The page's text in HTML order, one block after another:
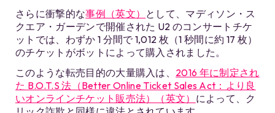
さらに衝撃的な事例（英文） として、マディソン・ス
クエア・ガーデンで開催された U2 のコンサートチケ
ットでは、わずか 1 分間で 1,012 枚（1 秒間に約 17 枚）
のチケットがボットによって購入されました。
このような転売目的の大量購入は、 2016 年に制定され
た B.O.T.S 法（Better Online Ticket Sales Act：より良
いオンラインチケット販売法）（英文） によって、ク